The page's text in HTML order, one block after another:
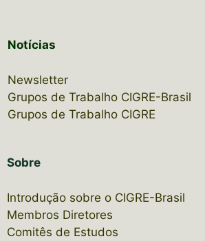
Notícias
Newsletter
Grupos de Trabalho CIGRE-Brasil
Grupos de Trabalho CIGRE
Sobre
Introdução sobre o CIGRE-Brasil
Membros Diretores
Comitês de Estudos